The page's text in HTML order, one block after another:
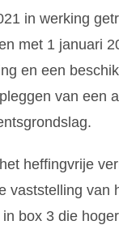
in werking
met 1 januari
en een
van een
heffingvrije
vaststelling van
box 3 die